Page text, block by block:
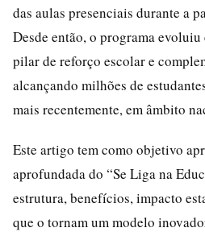
das aulas presenciais durante a
Desde então, o programa
pilar de reforço escolar e
alcançando milhões de
mais recentemente, em âmbito
Este artigo tem como objetivo
aprofundada do “Se Liga na
estrutura, benefícios, impacto
que o tornam um modelo